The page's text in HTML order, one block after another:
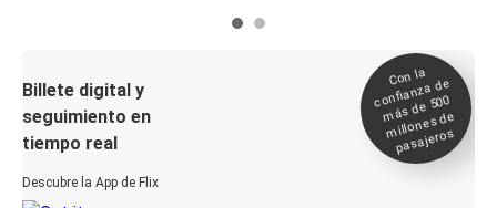
Billete digital y
seguimiento en
tiempo real
Descubre la App de Flix
Con la
confianza de
más de 500
millones de
pasajeros